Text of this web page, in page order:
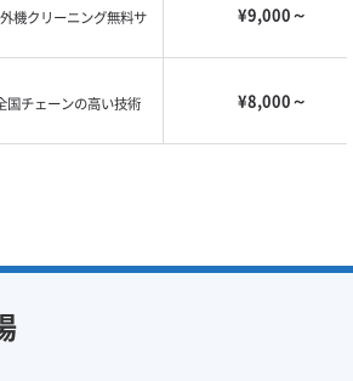
機クリーニング無料サ
¥9,000～
国チェーンの高い技術
¥8,000～